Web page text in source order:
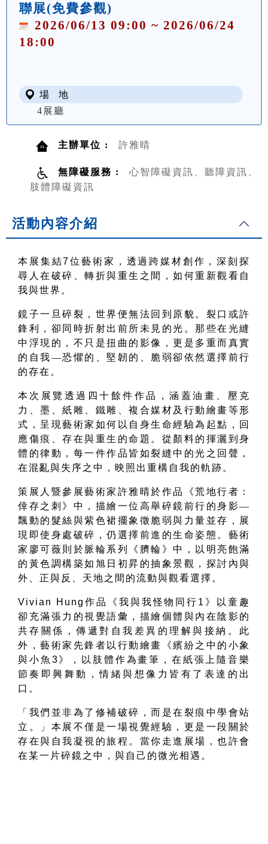
聯展(免費參觀)
2026/06/13 09:00 ~ 2026/06/24
18:00
場 地
4展廳
主辦單位 : 許雅晴
無障礙服務 :
心智障礙資訊、聽障資訊、
肢體障礙資訊
活動內容介紹
本展集結7位藝術家，透過跨媒材創作，深刻探
尋人在破碎、轉折與重生之間，如何重新觀看自
我與世界。
鏡子一旦碎裂，世界便無法回到原貌。裂口或許
鋒利，卻同時折射出前所未見的光。那些在光縫
中浮現的，不只是扭曲的影像，更是多重而真實
的自我—恐懼的、堅韌的、脆弱卻依然選擇前行
的存在。
本次展覽透過四十餘件作品，涵蓋油畫、壓克
力、墨、紙雕、鐵雕、複合媒材及行動繪畫等形
式，呈現藝術家如何以自身生命經驗為起點，回
應傷痕、存在與重生的命題。從顏料的揮灑到身
體的律動，每一件作品皆如裂縫中的光之回聲，
在混亂與失序之中，映照出重構自我的軌跡。
策展人暨參展藝術家許雅晴於作品《荒地行者：
倖存之刺》中，描繪一位高舉碎鏡前行的身影—
飄動的髮絲與紫色裙擺象徵脆弱與力量並存，展
現即使身處破碎，仍選擇前進的生命姿態。藝術
家廖可薇則於脈輪系列《臍輪》中，以明亮飽滿
的黃色調構築如旭日初昇的抽象景觀，探討內與
外、正與反、天地之間的流動與觀看選擇。
Vivian Hung 作品《我與我怪物同行 1 》以童趣
卻充滿張力的視覺語彙，描繪個體與內在陰影的
共存關係，傳遞對自我差異的理解與接納。此
外，藝術家先鋒者以行動繪畫《繽紛之中的小象
與小魚 3》，以肢體作為畫筆，在紙張上隨音樂
節奏即興舞動，情緒與想像力皆有了表達的出
口。
「我們並非為了修補破碎，而是在裂痕中學會站
立。」本展不僅是一場視覺經驗，更是一段關於
存在與自我凝視的旅程。當你走進展場，也許會
在某一片碎鏡之中，與自己的微光相遇。